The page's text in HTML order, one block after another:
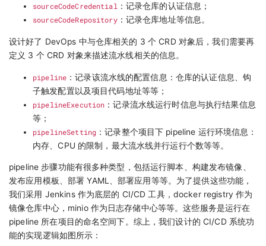
sourceCodeCredential ：记录仓库的认证信息；
sourceCodeRepository：记录仓库地址等信息。
设计好了 DevOps 中与仓库相关的 3 个 CRD 对象后，我们需要再
定义 3 个 CRD 对象来描述流水线相关的信息。
pipeline ：记录该流水线的配置信息：仓库的认证信息、钩
子触发配置以及项目代码地址等等；
pipelineExecution ：记录流水线运行时信息与执行结果信息
等；
pipelineSetting ：记录整个项目下 pipeline 运行环境信息：
内存、CPU 的限制，最大流水线并行运行个数等等。
pipeline 步骤功能有很多种类型，包括运行脚本、构建发布镜像、
发布应用模板、部署 YAML、部署应用等等。为了提供这些功能，
我们采用 Jenkins 作为底层的 CI/CD 工具，docker registry 作为
镜像仓库中心，minio 作为日志存储中心等等。这些服务是运行在
pipeline 所在项目的命名空间下。综上，我们设计的 CI/CD 系统功
能的实现逻辑如图所示：